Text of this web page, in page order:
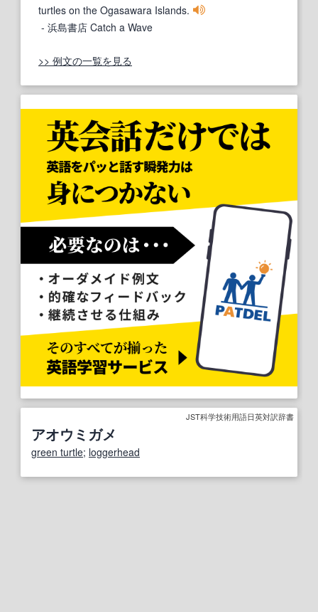
turtles on the Ogasawara Islands.
- 浜島書店 Catch a Wave
>> 例文の一覧を見る
JST科学技術用語日英対訳辞書
アオウミガメ
green turtle; loggerhead